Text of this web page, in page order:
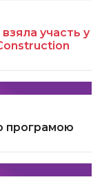
участь у
програмою